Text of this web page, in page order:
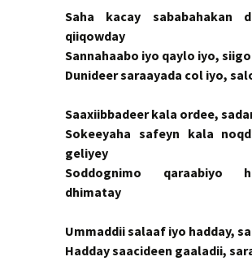
Saha kacay sababahakan
qiiqowday
Sannahaabo iyo qaylo iyo,
Dunideer saraayada col iyo,
Saaxiibbadeer kala ordee,
Sokeeyaha safeyn kala
geliyey
Soddognimo qaraabiyo
dhimatay
Ummaddii salaaf iyo hadday,
Hadday saacideen gaaladii,